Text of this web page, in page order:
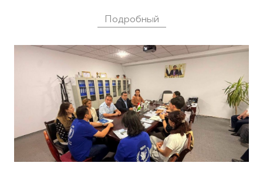
Подробный